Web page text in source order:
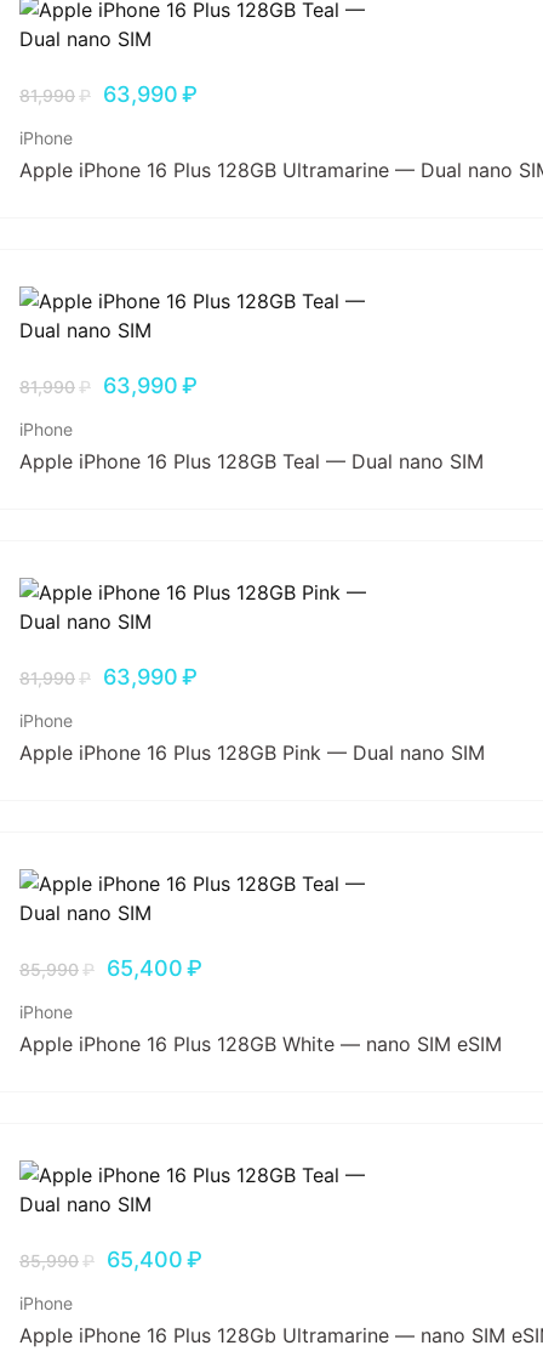
81,990₽ 63,990₽
iPhone
Apple iPhone 16 Plus 128GB Ultramarine — Dual nano
81,990₽ 63,990₽
iPhone
Apple iPhone 16 Plus 128GB Teal — Dual nano SIM
81,990₽ 63,990₽
iPhone
Apple iPhone 16 Plus 128GB Pink — Dual nano SIM
85,990₽ 65,400₽
iPhone
Apple iPhone 16 Plus 128GB White — nano SIM eSIM
85,990₽ 65,400₽
iPhone
Apple iPhone 16 Plus 128Gb Ultramarine — nano SIM